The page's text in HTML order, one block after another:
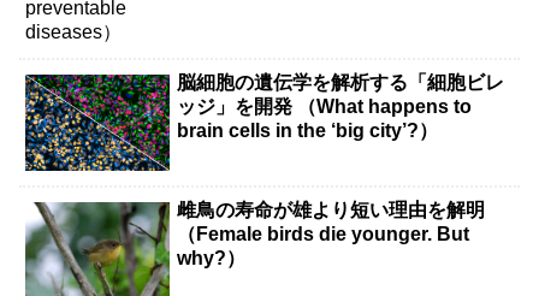
脳細胞の遺伝学を解析する「細胞ビレ
ッジ」を開発 （What happens to
brain cells in the ‘big city’?）
雌鳥の寿命が雄より短い理由を解明
（Female birds die younger. But
why?）